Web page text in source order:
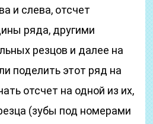
и слева, отсчет
ряда, другими
резцов и далее на
поделить этот ряд на
отсчет на одной из их,
(зубы под номерами